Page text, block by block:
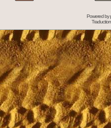
Powered by